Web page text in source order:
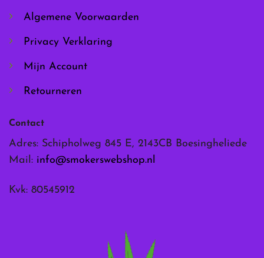
de
productpagina
Algemene Voorwaarden
Privacy Verklaring
Mijn Account
Retourneren
Contact
Adres: Schipholweg 845 E, 2143CB Boesingheliede
Mail: info@smokerswebshop.nl
Kvk: 80545912